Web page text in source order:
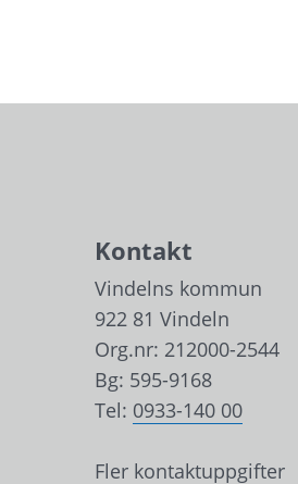
Kontakt
Vindelns kommun
922 81 Vindeln
Org.nr: 212000-2544
Bg: 595-9168
Tel: 0933-140 00
Fler kontaktuppgifter